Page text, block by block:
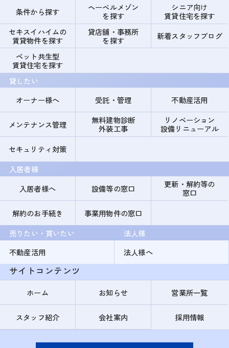
条件から探す
ヘーベルメゾン
を探す
シニア向け
賃貸住宅を探す
セキスイハイムの
賃貸物件を探す
貸店舗・事務所
を探す
新着スタッフブログ
ペット共生型
賃貸住宅を探す
貸したい
オーナー様へ
受託・管理 不動産活用
メンテナンス管理
無料建物診断
外装工事
リノベーション
設備リニューアル
セキュリティ対策
入居者様
入居者様へ
設備等の窓口
更新・解約等の
窓口
解約のお手続き
事業用物件の窓口
売りたい・買いたい
不動産活用
法人様
法人様へ
サイトコンテンツ
ホーム お知らせ 営業所一覧
スタッフ紹介 会社案内 採用情報